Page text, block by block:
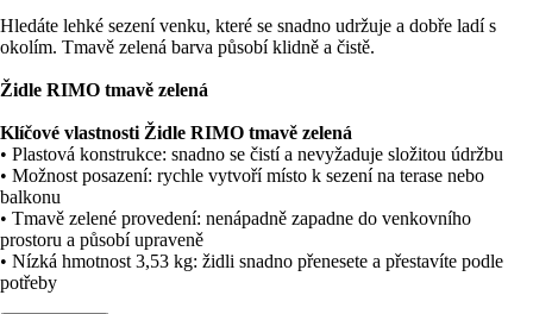
Hledáte lehké sezení venku, které se snadno udržuje a dobře ladí s
okolím. Tmavě zelená barva působí klidně a čistě.
Židle RIMO tmavě zelená
Klíčové vlastnosti Židle RIMO tmavě zelená
• Plastová konstrukce: snadno se čistí a nevyžaduje složitou údržbu
• Možnost posazení: rychle vytvoří místo k sezení na terase nebo
balkonu
• Tmavě zelené provedení: nenápadně zapadne do venkovního
prostoru a působí upraveně
• Nízká hmotnost 3,53 kg: židli snadno přenesete a přestavíte podle
potřeby